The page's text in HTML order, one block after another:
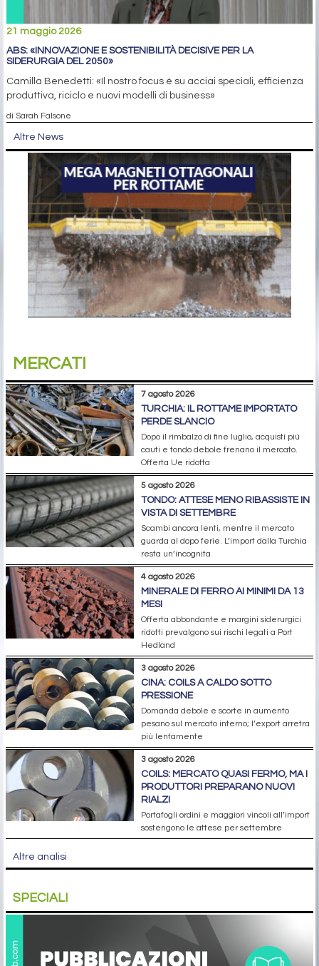
21 maggio 2026
ABS: «INNOVAZIONE E SOSTENIBILITÀ DECISIVE PER LA
SIDERURGIA DEL 2050»
Camilla Benedetti: «Il nostro focus è su acciai speciali, efficienza
produttiva, riciclo e nuovi modelli di business»
di Sarah Falsone
Altre News
MERCATI
7 agosto 2026
TURCHIA: IL ROTTAME IMPORTATO
PERDE SLANCIO
Dopo il rimbalzo di fine luglio, acquisti più
cauti e tondo debole frenano il mercato.
Offerta Ue ridotta
5 agosto 2026
TONDO: ATTESE MENO RIBASSISTE IN
VISTA DI SETTEMBRE
Scambi ancora lenti, mentre il mercato
guarda al dopo ferie. L’import dalla Turchia
resta un’incognita
4 agosto 2026
MINERALE DI FERRO AI MINIMI DA 13
MESI
Offerta abbondante e margini siderurgici
ridotti prevalgono sui rischi legati a Port
Hedland
3 agosto 2026
CINA: COILS A CALDO SOTTO
PRESSIONE
Domanda debole e scorte in aumento
pesano sul mercato interno; l’export arretra
più lentamente
3 agosto 2026
COILS: MERCATO QUASI FERMO, MA I
PRODUTTORI PREPARANO NUOVI
RIALZI
Portafogli ordini e maggiori vincoli all’import
sostengono le attese per settembre
Altre analisi
SPECIALI